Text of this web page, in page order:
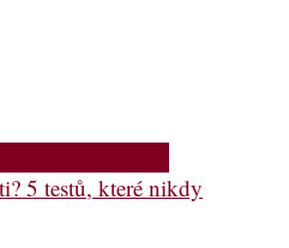
5 testů, které nikdy